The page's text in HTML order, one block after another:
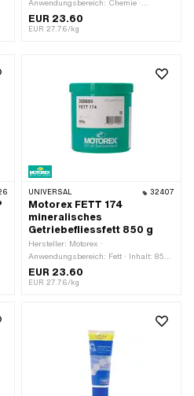
Anwendungsbereich: Chemie ·
Anwendungsbereich: Fett · Inhalt: 850
g · Gefahrenhinweis: Verursacht
Temperaturbeständigkeit (min.): -30 -
EUR 23.60
EUR 27.76/kg
UNIVERSAL 32407
Motorex FETT 174
mineralisches
Getriebefliessfett 850 g
Hersteller: Motorex ·
Anwendungsbereich: Fett · Inhalt: 850
g · Temperaturbeständigkeit (min.):
-30 - 120 °C
EUR 23.60
EUR 27.76/kg